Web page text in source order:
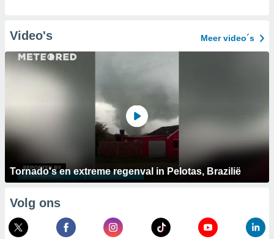
Video's Meer video´s
Tornado's en extreme regenval in Pelotas, Brazilië
Volg ons